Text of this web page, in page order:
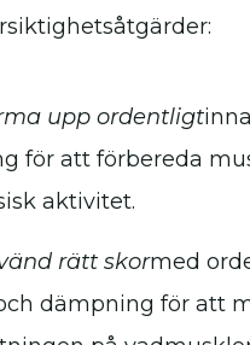
upp ordentligt
för att förbereda
aktivitet.
rätt skormed
dämpning för att